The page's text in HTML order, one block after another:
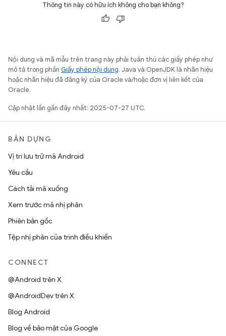
Thông tin này có hữu ích không cho bạn không?
Nội dung và mã mẫu trên trang này phải tuân thủ các giấy phép như
mô tả trong phần Giấy phép nội dung. Java và OpenJDK là nhãn hiệu
hoặc nhãn hiệu đã đăng ký của Oracle và/hoặc đơn vị liên kết của
Oracle.
Cập nhật lần gần đây nhất: 2025-07-27 UTC.
BẢN DỰNG
Vị trí lưu trữ mã Android
Yêu cầu
Cách tải mã xuống
Xem trước mã nhị phân
Phiên bản gốc
Tệp nhị phân của trình điều khiển
CONNECT
@Android trên X
@AndroidDev trên X
Blog Android
Blog về bảo mật của Google